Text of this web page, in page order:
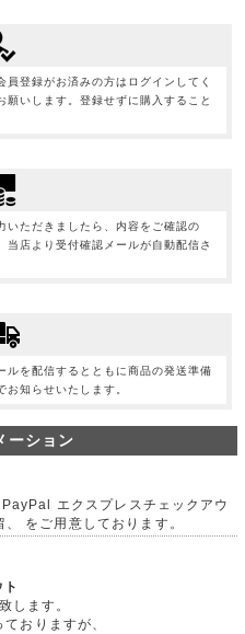
員登録がお済みの方はログインしてく
いします。登録せずに購入すること
いただきましたら、内容をご確認の
当店より受付確認メールが自動配信さ
ルを配信するとともに商品の発送準備
知らせいたします。
ーション
エクスプレスチェックアウ
をご用意しております。
します。
おりますが、